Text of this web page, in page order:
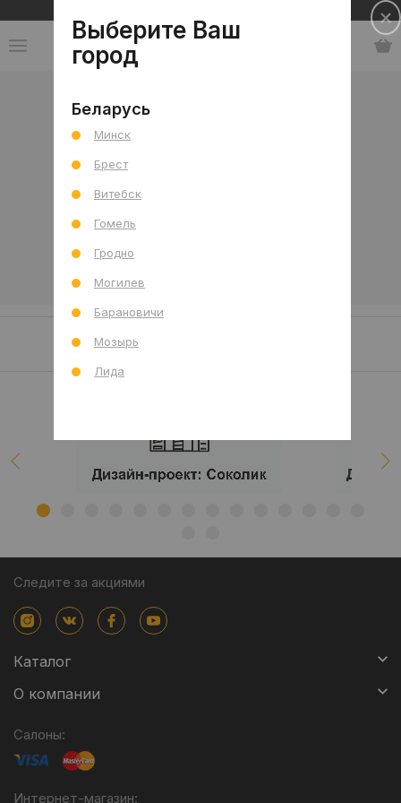
Наши клиенты/проекты
Следите за акциями
Каталог
О компании
Салоны:
Интернет-магазин:
Выберите Ваш
город
Беларусь
Минск
Брест
Витебск
Гомель
Гродно
Могилев
Барановичи
Мозырь
Лида